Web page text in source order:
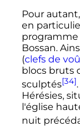
Pour
en
programme
Bossan.
(clefs de
blocs bruts
sculptés[34]
Hérésies,
l'église
nuit